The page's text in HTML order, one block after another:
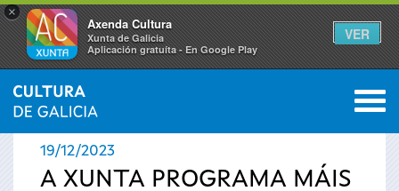
×
Axenda Cultura
Xunta de Galicia
Aplicación gratuíta - En Google Play
VER
Vostede
está
INICIO › ACTUALIDADE 0
19/12/2023
A XUNTA PROGRAMA MÁIS